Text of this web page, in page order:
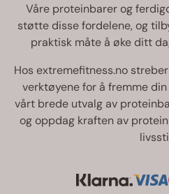
Våre proteinbarer og
støtte disse fordelene, og
praktisk måte å øke ditt
Hos extremefitness.no
verktøyene for å fremme
vårt brede utvalg av
og oppdag kraften av